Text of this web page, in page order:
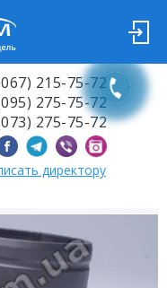
215-75-72
275-75-72
275-75-72
директору